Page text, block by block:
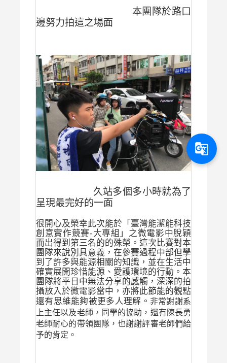
本團隊於路口
邊努力拍這之場面
久站多個多小時就為了
呈現最完好的一面
很開心及榮幸此次能於「臺灣能潔能科技
創意實作競賽-大專組」之微電影中脫穎
而出得到第三名的的殊榮。這次比賽對本
團隊來說別具意義，在參賽過程中部但學
到了許多與能源相關的知識，並在生活中
確實展開珍惜能源、愛護環境的行動。本
團隊將平日中無法分享的感觸，深深的拍
攝放入於微電影當中，亦將此節能的觀點
還有思維能夠被更多人理解。 非常謝謝系
上主任以及老師，同學的協助，還有陳長勇
老師耐心的帶領團隊，也謝謝評審老師們給
予的肯定。
g_translate